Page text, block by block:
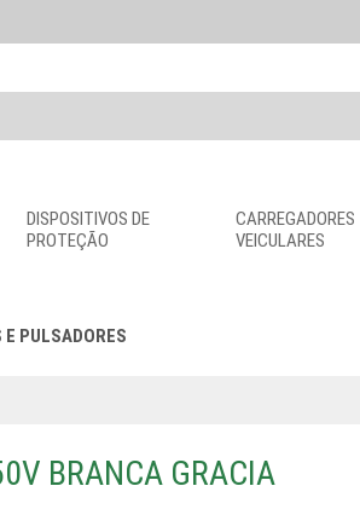
DISPOSITIVOS DE
PROTEÇÃO
CARREGADORES
VEICULARES
PULSADORES
BRANCA GRACIA